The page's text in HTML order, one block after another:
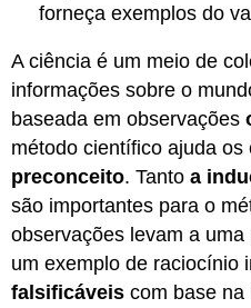
forneça exemplos do
A ciência é um meio de
informações sobre o
baseada em observações
método científico ajuda
preconceito. Tantoa
são importantes para o
observações levam a
um exemplo de raciocínio
falsificáveis com base na